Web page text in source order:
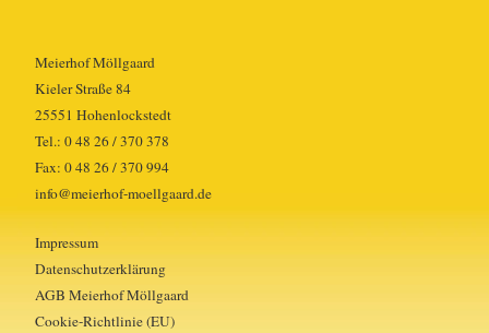
Meierhof Möllgaard
Kieler Straße 84
25551 Hohenlockstedt
Tel.: 0 48 26 / 370 378
Fax: 0 48 26 / 370 994
info@meierhof-moellgaard.de
Impressum
Datenschutzerklärung
AGB Meierhof Möllgaard
Cookie-Richtlinie (EU)